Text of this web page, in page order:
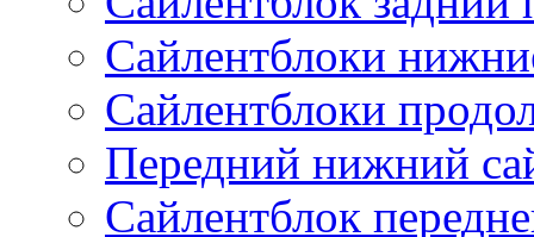
Сайлентблоки
Сайлентблоки
Передний нижний
Сайлентблок